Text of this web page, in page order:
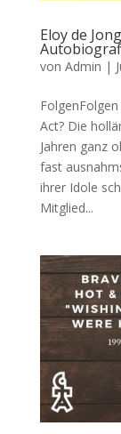
Eloy de
von Admin |
Act? Die
Jahren ganz
fast
ihrer Idole
Mitglied...